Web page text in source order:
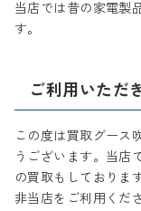
当店では昔の家電製
す。
ご利用いただ
この度は買取グース
うございます。当店
の買取もしておりま
非当店をご利用くだ